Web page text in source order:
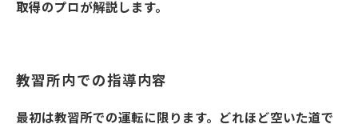
取得のプロが解説します。
教習所内での指導内容
最初は教習所での運転に限ります。どれほど空いた道で